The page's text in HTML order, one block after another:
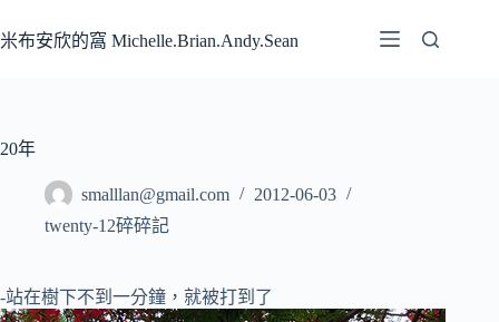
至
容
米布安欣的窩 Michelle.Brian.Andy.Sean
20年
smalllan@gmail.com
2012-06-03
twenty-12碎碎記
-站在樹下不到一分鐘，就被打到了